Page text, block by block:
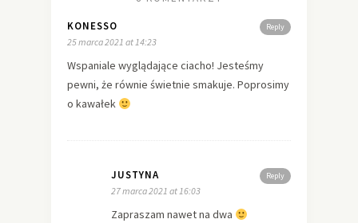
Reply
KONESSO
25 marca 2021 at 14:23
Wspaniale wyglądające ciacho! Jesteśmy
pewni, że równie świetnie smakuje. Poprosimy
o kawałek
Reply
JUSTYNA
27 marca 2021 at 16:03
Zapraszam nawet na dwa